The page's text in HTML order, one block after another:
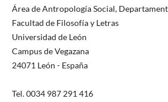
Área de Antropología Social,
Facultad de Filosofía y Letras
Universidad de León
Campus de Vegazana
24071 León - España
Tel. 0034 987 291 416